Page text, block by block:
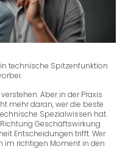
technische Spitzenfunktion
Aber in der Praxis
mehr daran, wer die beste
Spezialwissen hat.
Geschäftswirkung
Entscheidungen trifft. Wer
im richtigen Moment in den